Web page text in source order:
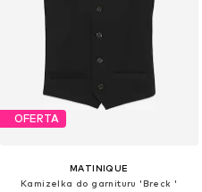
OFERTA
MATINIQUE
Kamizelka do garnituru 'Breck '